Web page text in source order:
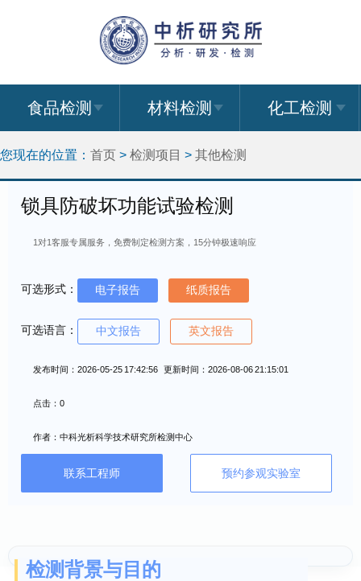
食品检测 材料检测 化工检测
您现在的位置： 首页 > 检测项目 > 其他检测
锁具防破坏功能试验检测
1对1客服专属服务，免费制定检测方案，15分钟极速响应
可选形式： 电子报告 纸质报告
可选语言： 中文报告 英文报告
发布时间：2026-05-25 17:42:56 更新时间：2026-08-06 21:15:01
点击：0
作者：中科光析科学技术研究所检测中心
联系工程师 预约参观实验室
检测背景与目的